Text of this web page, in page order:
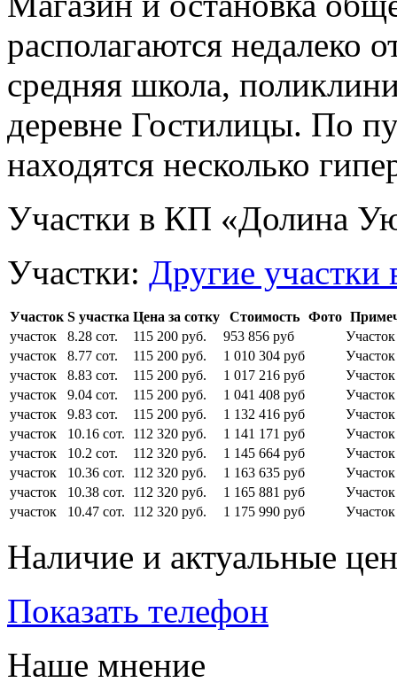
располагаются недалеко
средняя школа,
деревне Гостилицы. По
находятся несколько
Участки в КП «Долина
Участки: Другие
Участок S участка Цена за сотку Стоимость Фото
участок
8.28 сот. 115 200 руб. 953 856 руб
участок
8.77 сот. 115 200 руб. 1 010 304 руб
участок
8.83 сот. 115 200 руб. 1 017 216 руб
участок
9.04 сот. 115 200 руб. 1 041 408 руб
участок
9.83 сот. 115 200 руб. 1 132 416 руб
участок
10.16 сот. 112 320 руб. 1 141 171 руб
участок
10.2 сот. 112 320 руб. 1 145 664 руб
участок
10.36 сот. 112 320 руб. 1 163 635 руб
участок
10.38 сот. 112 320 руб. 1 165 881 руб
участок
10.47 сот. 112 320 руб. 1 175 990 руб
Наличие и актуальные
Показать телефон
Наше мнение